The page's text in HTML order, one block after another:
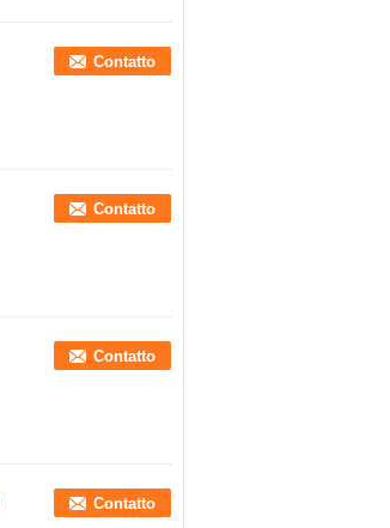
Contatto
Contatto
Contatto
Contatto